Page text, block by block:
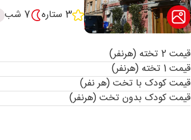
3 ستاره
7 شب
قیمت 2 تخته (هرنفر)
قیمت 1 تخته (هرنفر)
قیمت کودک با تخت (هر نفر)
قیمت کودک بدون تخت (هرنفر)